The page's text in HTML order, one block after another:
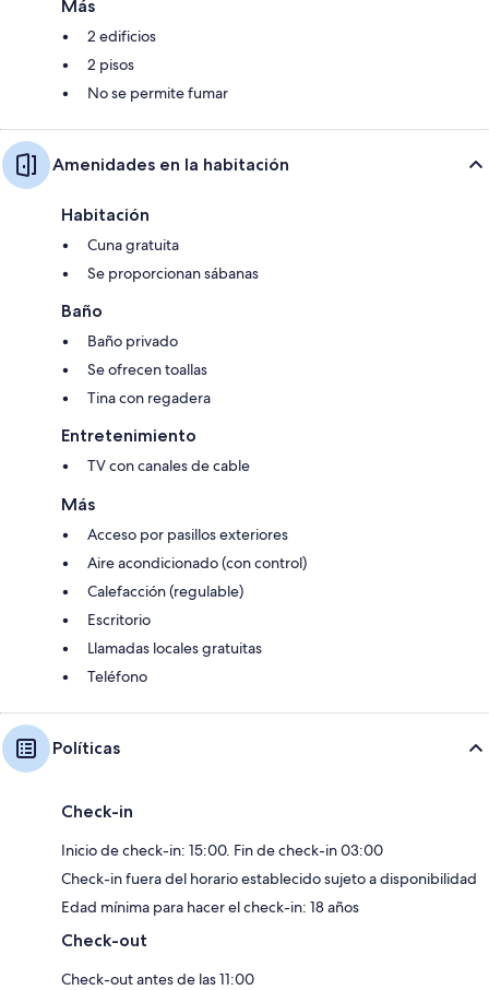
Más
2 edificios
2 pisos
No se permite fumar
Amenidades en la habitación
Habitación
Cuna gratuita
Se proporcionan sábanas
Baño
Baño privado
Se ofrecen toallas
Tina con regadera
Entretenimiento
TV con canales de cable
Más
Acceso por pasillos exteriores
Aire acondicionado (con control)
Calefacción (regulable)
Escritorio
Llamadas locales gratuitas
Teléfono
Políticas
Check-in
Inicio de check-in: 15:00. Fin de check-in 03:00
Check-in fuera del horario establecido sujeto a disponibilidad
Edad mínima para hacer el check-in: 18 años
Check-out
Check-out antes de las 11:00